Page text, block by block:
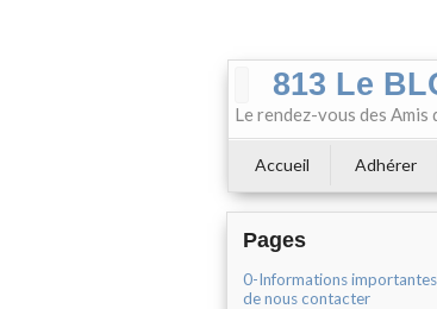
813 Le
Le rendez-vous des
Accueil Adhérer
Pages
0-Informations
de nous contacter